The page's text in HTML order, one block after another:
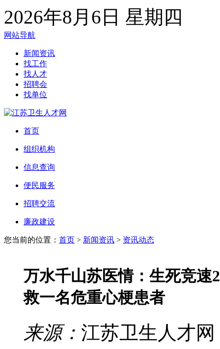
2026年8月6日 星期四
网站导航
新闻资讯
找工作
找人才
招聘会
找单位
首页
组织机构
信息查询
便民服务
招聘交流
廉政建设
您当前的位置： 首页 > 新闻资讯 > 资讯动态
万水千山苏医情：生死竞速
救一名危重心梗患者
来源： 江苏卫生人才网